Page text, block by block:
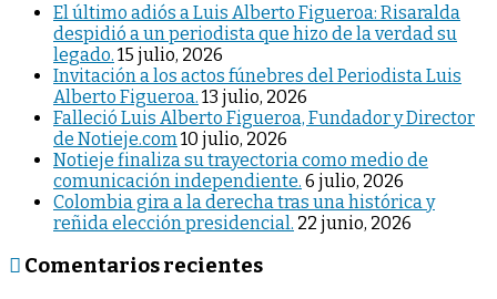
El último adiós a Luis Alberto Figueroa: Risaralda
despidió a un periodista que hizo de la verdad su
legado. 15 julio, 2026
Invitación a los actos fúnebres del Periodista Luis
Alberto Figueroa. 13 julio, 2026
Falleció Luis Alberto Figueroa, Fundador y Director
de Notieje.com 10 julio, 2026
Notieje finaliza su trayectoria como medio de
comunicación independiente. 6 julio, 2026
Colombia gira a la derecha tras una histórica y
reñida elección presidencial. 22 junio, 2026
Comentarios recientes